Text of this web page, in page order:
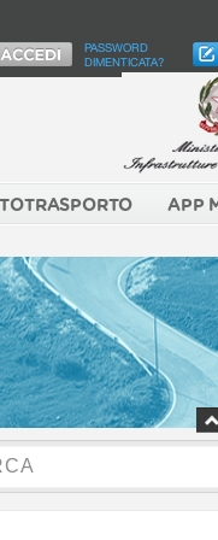
PASSWORD
DIMENTICATA?
APP